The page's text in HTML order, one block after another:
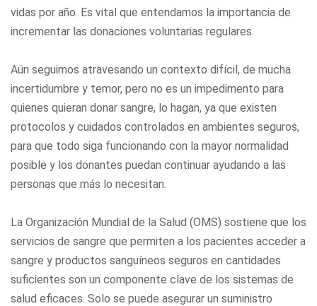
vidas por año. Es vital que entendamos la importancia de
incrementar las donaciones voluntarias regulares.
Aún seguimos atravesando un contexto difícil, de mucha
incertidumbre y temor, pero no es un impedimento para
quienes quieran donar sangre, lo hagan, ya que existen
protocolos y cuidados controlados en ambientes seguros,
para que todo siga funcionando con la mayor normalidad
posible y los donantes puedan continuar ayudando a las
personas que más lo necesitan.
La Organización Mundial de la Salud (OMS) sostiene que los
servicios de sangre que permiten a los pacientes acceder a
sangre y productos sanguíneos seguros en cantidades
suficientes son un componente clave de los sistemas de
salud eficaces. Solo se puede asegurar un suministro